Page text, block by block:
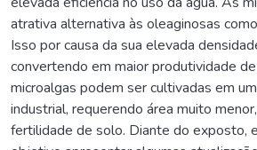
atrativa alternativa às oleaginosas
Isso por causa da sua elevada
convertendo em maior produtividade
microalgas podem ser cultivadas em
industrial, requerendo área muito
fertilidade de solo. Diante do exposto,